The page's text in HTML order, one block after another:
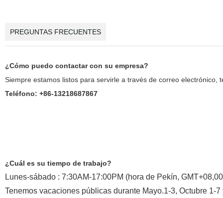
PREGUNTAS FRECUENTES
¿Cómo puedo contactar con su empresa?
Siempre estamos listos para servirle a través de correo electrónico,
Teléfono: +86-13218687867
¿Cuál es su tiempo de trabajo?
Lunes-sábado : 7:30AM-17:00PM (hora de Pekín,
Tenemos vacaciones públicas durante Mayo.1-3, Octubre